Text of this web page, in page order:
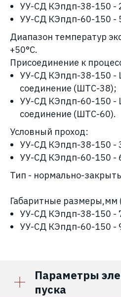
УУ-СД КЭпдп-38-150 -
УУ-СД КЭпдп-60-150 -
Диапазон температур
+50°С.
Присоединение к
УУ-СД КЭпдп-38-150 -
соединение (ШТС-38);
УУ-СД КЭпдп-60-150 -
соединение (ШТС-60).
Условный проход:
УУ-СД КЭпдп-38-150 -
УУ-СД КЭпдп-60-150 -
Тип - нормально-
Габаритные
УУ-СД КЭпдп-38-150 -
УУ-СД КЭпдп-60-150 -
Параметры
пуска